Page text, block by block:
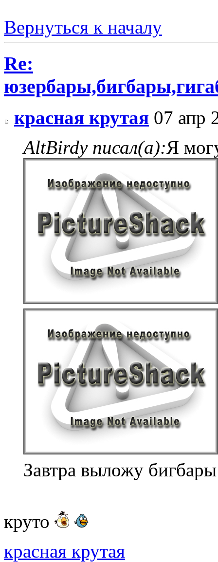
Вернуться к началу
Re:
красная крутая 07 апр
AltBirdy писал(а):Я
Завтра выложу
круто
красная крутая